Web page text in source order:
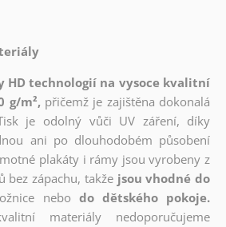
HD technologií na vysoce kvalitní
g/m², přičemž je zajištěna dokonalá
je odolný vůči UV záření, díky
ani po dlouhodobém působení
plakáty i rámy jsou vyrobeny z
bez zápachu, takže jsou vhodné do
nebo do dětského pokoje.
materiály nedoporučujeme